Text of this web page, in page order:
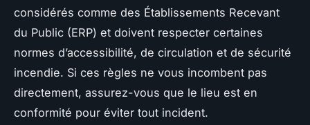
considérés comme des Établissements Recevant
du Public (ERP) et doivent respecter certaines
normes d’accessibilité, de circulation et de sécurité
incendie. Si ces règles ne vous incombent pas
directement, assurez-vous que le lieu est en
conformité pour éviter tout incident.